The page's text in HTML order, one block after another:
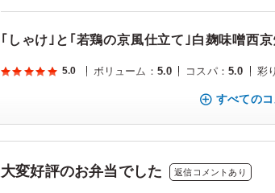
｢しゃけ｣と｢若鶏の京風仕立て｣白麹味噌西
5.0 ボリューム ： 5.0 コスパ： 5.0 彩り
すべての
大変好評のお弁当でした 返信コメントあり